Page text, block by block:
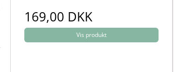
169,00 DKK
Vis produkt